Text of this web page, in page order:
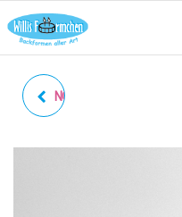
NOTENSCHLÜSSEL | MIT